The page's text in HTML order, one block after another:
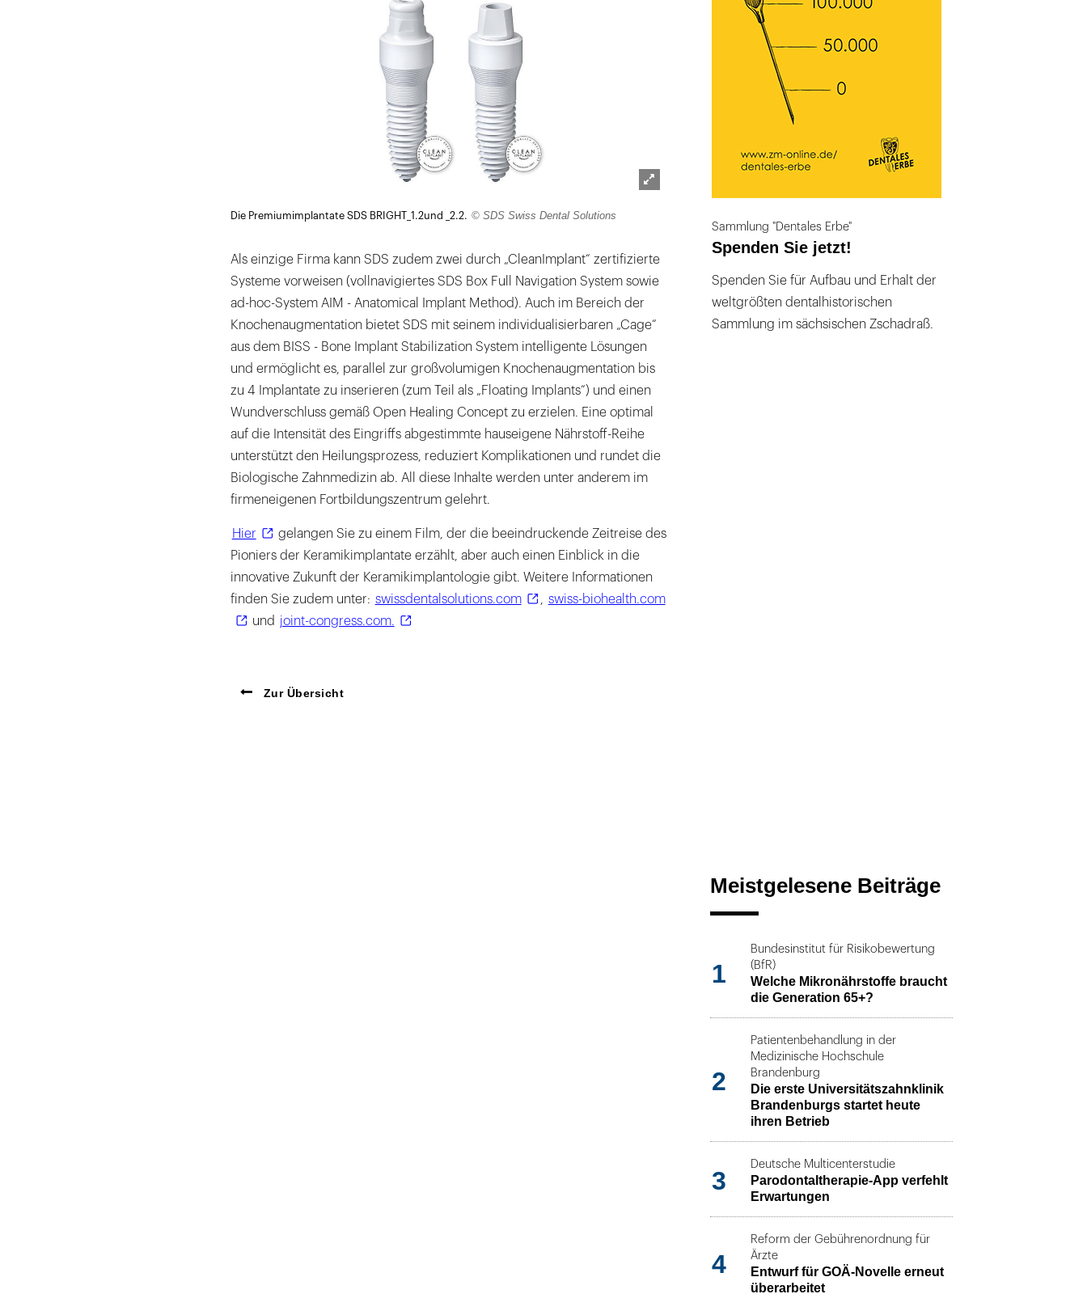
Die Premiumimplantate SDS BRIGHT_1.2und _2.2. © SDS Swiss Dental Solutions
Als einzige Firma kann SDS zudem zwei durch „CleanImplant“ zertifizierte
Systeme vorweisen (vollnavigiertes SDS Box Full Navigation System sowie
ad-hoc-System AIM - Anatomical Implant Method). Auch im Bereich der
Knochenaugmentation bietet SDS mit seinem individualisierbaren „Cage“
aus dem BISS - Bone Implant Stabilization System intelligente Lösungen
und ermöglicht es, parallel zur großvolumigen Knochenaugmentation bis
zu 4 Implantate zu inserieren (zum Teil als „Floating Implants“) und einen
Wundverschluss gemäß Open Healing Concept zu erzielen. Eine optimal
auf die Intensität des Eingriffs abgestimmte hauseigene Nährstoff-Reihe
unterstützt den Heilungsprozess, reduziert Komplikationen und rundet die
Biologische Zahnmedizin ab. All diese Inhalte werden unter anderem im
firmeneigenen Fortbildungszentrum gelehrt.
Hier
gelangen Sie zu einem Film, der die beeindruckende Zeitreise des
Pioniers der Keramikimplantate erzählt, aber auch einen Einblick in die
innovative Zukunft der Keramikimplantologie gibt. Weitere Informationen
finden Sie zudem unter: swissdentalsolutions.com
swiss-biohealth.com
und joint-congress.com.
Zur Übersicht
Sammlung "Dentales Erbe"
Spenden Sie jetzt!
Spenden Sie für Aufbau und Erhalt der
weltgrößten dentalhistorischen
Sammlung im sächsischen Zschadraß.
Meistgelesene Beiträge
1
Bundesinstitut für Risikobewertung
(BfR)
Welche Mikronährstoffe braucht
die Generation 65+?
2
Patientenbehandlung in der
Medizinische Hochschule
Brandenburg
Die erste Universitätszahnklinik
Brandenburgs startet heute
ihren Betrieb
3
Deutsche Multicenterstudie
Parodontaltherapie-App verfehlt
Erwartungen
4
Reform der Gebührenordnung für
Ärzte
Entwurf für GOÄ-Novelle erneut
überarbeitet